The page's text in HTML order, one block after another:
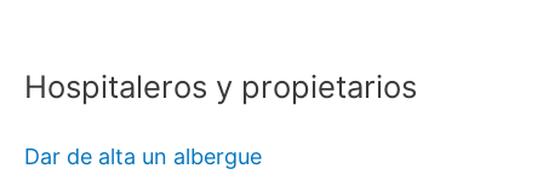
Hospitaleros y propietarios
Dar de alta un albergue